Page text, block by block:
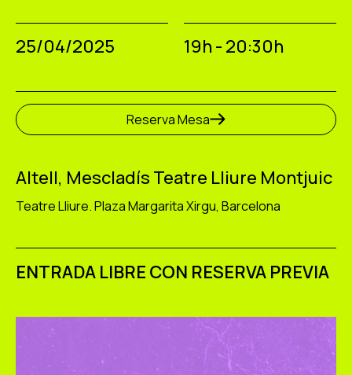
25/04/2025 19h - 20:30h
Reserva Mesa
Altell, Mescladís Teatre Lliure Montjuic
Teatre Lliure. Plaza Margarita Xirgu, Barcelona
ENTRADA LIBRE CON RESERVA PREVIA